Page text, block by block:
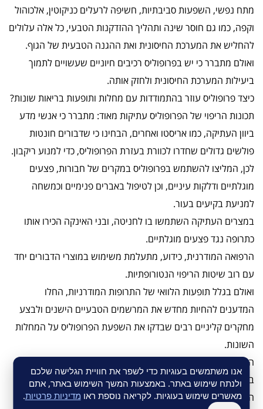
מתח נפשי, השפעות סביבתיות, חשיפה לרעלים כניקוטין, אלכוהול
וקפה, כמו גם חוסר שינה ותהליך ההזדקנות הטבעי, כל אלה עלולים
להחליש את המערכת החיסונית ואת ההגנה הטבעית של הגוף.
ואולם מתברר כי יש בפרופוליס רכיבים חיוניים שעשויים לתמוך
ביעילות המערכת החיסונית ולחזק אותה.
כיצד פרופוליס עוזר בהתמודדות עם מחלות ותופעות בריאות שונות?
תכונות הריפוי של הפרופוליס עתיקות מאוד: מתברר כי אנשי מדע
ביוון העתיקה, כמו אריסטו ואחרים, הבחינו כי שדבורים חונטות
פולשים גדולים שחדרו לכוורת בעזרת הפרופוליס, כדי למנוע ריקבון.
לכן, המליצו להשתמש בפרופוליס במקרים של חבורות, פצעים
מוגלתיים ודלקות עיניים, וכן לטיפול באברים פנימיים וכמשחה
למניעת בקיעים בעור.
במצרים העתיקה השתמשו בו לחניטה, ובני האינקה הכירו אותו
כתרופה נגד פצעים מוגלתיים.
הרפואה המודרנית, כידוע, מתעלמת משימוש במוצרי הדבורים יחד
עם רוב שיטות הריפוי הנטורופתיות.
ואולם בגלל תופעות הלוואי של התרופות המודרניות, החלו
המדענים להחיות מחדש את המרשמים הטבעיים הישנים ולבצע
מחקרים קליניים רבים שבדקו את השפעת הפרופוליס על המחלות
השונות.
העובדה המדהימה ביותר שנחשפה הייתה כי החומרים הפעילים
בפרופוליס לא איבדו מיעילותם במשך יותר מ-40 מיליון שנה, אף כי
הנגיפים והחיידקים מעוררי המחלות השתנו ללא הרף.
אנו משתמשים בעוגיות כדי לשפר את חוויית הגלישה שלכם
ולנתח שימוש באתר. באמצעות המשך השימוש באתר, אתם
מאשרים שימוש בעוגיות. לקריאה נוספת ראו מדיניות פרטיות.